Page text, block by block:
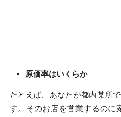
原価率はいくらか
たとえば、あなたが都内某所
す。そのお店を営業するのに